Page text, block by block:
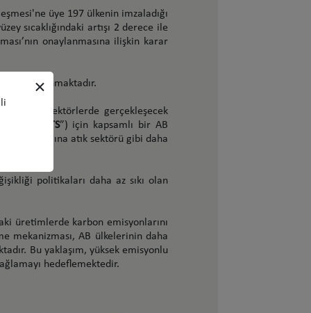
üye 197 ülkenin imzaladığı
sıcaklığındaki artışı 2 derece ile
onaylanmasına ilişkin karar
amaçlanmaktadır.
ve diğer sektörlerde gerçekleşecek
(“
ETS”) için kapsamlı bir AB
kapsamına atık sektörü gibi daha
politikaları daha az sıkı olan
üretimlerde karbon emisyonlarını
mekanizması, AB ülkelerinin daha
Bu yaklaşım, yüksek emisyonlu
hedeflemektedir.
×